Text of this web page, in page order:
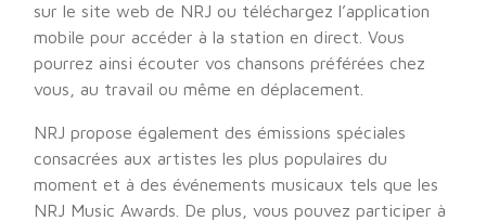
sur le site web de NRJ ou téléchargez l’application
mobile pour accéder à la station en direct. Vous
pourrez ainsi écouter vos chansons préférées chez
vous, au travail ou même en déplacement.
NRJ propose également des émissions spéciales
consacrées aux artistes les plus populaires du
moment et à des événements musicaux tels que les
NRJ Music Awards. De plus, vous pouvez participer à